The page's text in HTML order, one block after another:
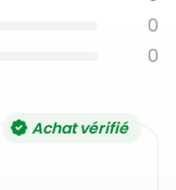
0
0
Achat vérifié